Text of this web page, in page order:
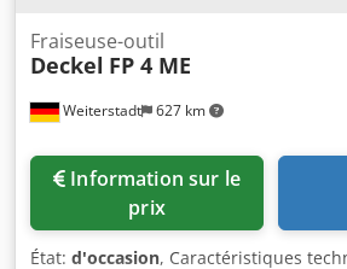
Weiterstadt 627 km
Fraiseuse-outil
Deckel FP 4 ME
prix
État: d'occasion, Caractéristiques